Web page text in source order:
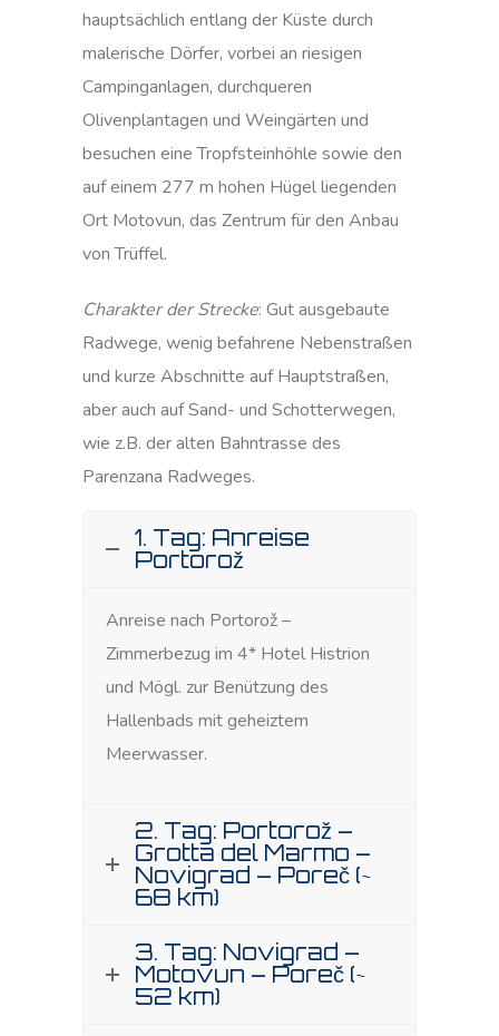
hauptsächlich entlang der Küste durch
malerische Dörfer, vorbei an riesigen
Campinganlagen, durchqueren
Olivenplantagen und Weingärten und
besuchen eine Tropfsteinhöhle sowie den
auf einem 277 m hohen Hügel liegenden
Ort Motovun, das Zentrum für den Anbau
von Trüffel.
Charakter der Strecke: Gut ausgebaute
Radwege, wenig befahrene Nebenstraßen
und kurze Abschnitte auf Hauptstraßen,
aber auch auf Sand- und Schotterwegen,
wie z.B. der alten Bahntrasse des
Parenzana Radweges.
1. Tag: Anreise
Portorož
Anreise nach Portorož –
Zimmerbezug im 4* Hotel Histrion
und Mögl. zur Benützung des
Hallenbads mit geheiztem
Meerwasser.
2. Tag: Portorož –
Grotta del Marmo –
Novigrad – Poreč (~
68 km)
3. Tag: Novigrad –
Motovun – Poreč (~
52 km)